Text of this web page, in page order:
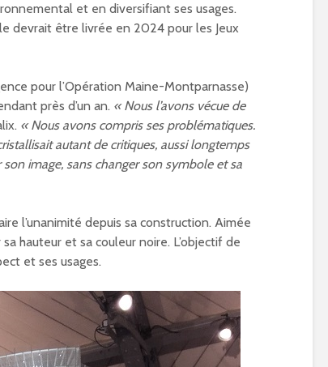
et en diversifiant ses usages.
devrait être livrée en 2024 pour les Jeux
pour l’Opération Maine-Montparnasse)
près d’un an. « Nous l’avons vécue de
« Nous avons compris ses problématiques.
autant de critiques, aussi longtemps
image, sans changer son symbole et sa
l’unanimité depuis sa construction. Aimée
hauteur et sa couleur noire. L’objectif de
et ses usages.
nouvelle vie pour